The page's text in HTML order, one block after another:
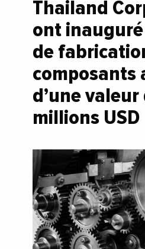
Thailand
ont
de
composants
d’une valeur
millions USD